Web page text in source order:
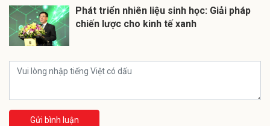
Phát triển nhiên liệu sinh học: Giải pháp
chiến lược cho kinh tế xanh
Gửi bình luận